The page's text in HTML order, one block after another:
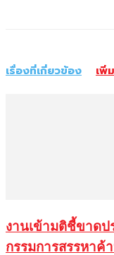
เรื่องที่เกี่ยวข้อง เพิ่
งานเข้ามติชี้ขาดป
กรรมการสรรหาค้